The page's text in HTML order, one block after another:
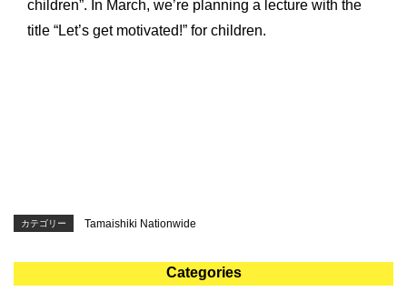
KIWAMI AAA+ 中学生の 図形の極
メディア掲載
children”. In March, we’re planning a lecture with the
title “Let’s get motivated!” for children.
カテゴリー Tamaishiki Nationwide
Categories